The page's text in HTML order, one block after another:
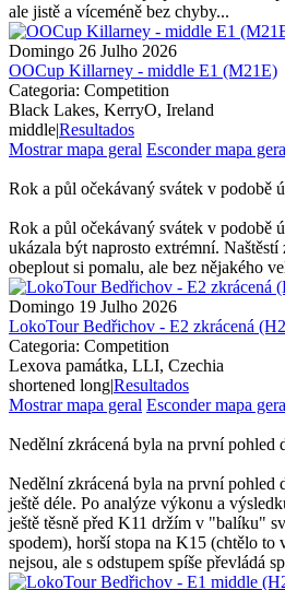
ale jistě a víceméně bez chyby...
Domingo 26 Julho 2026
OOCup Killarney - middle E1 (M21E)
Categoria: Competition
Black Lakes, KerryO, Ireland
middle|Resultados
Mostrar mapa geral Esconder mapa
Rok a půl očekávaný svátek v podobě
Rok a půl očekávaný svátek v podobě
ukázala být naprosto extrémní.
obeplout si pomalu, ale bez nějakého
Domingo 19 Julho 2026
LokoTour Bedřichov - E2 zkrácená
Categoria: Competition
Lexova památka, LLI, Czechia
shortened long|Resultados
Mostrar mapa geral Esconder mapa
Nedělní zkrácená byla na první pohled
Nedělní zkrácená byla na první pohled
ještě déle. Po analýze výkonu a
ještě těsně před K11 držím v "balíku"
spodem), horší stopa na K15 (chtělo
nejsou, ale s odstupem spíše převládá